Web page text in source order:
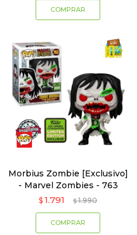
Morbius Zombie [Exclusivo]
- Marvel Zombies - 763
$ 1.791 $ 1.990